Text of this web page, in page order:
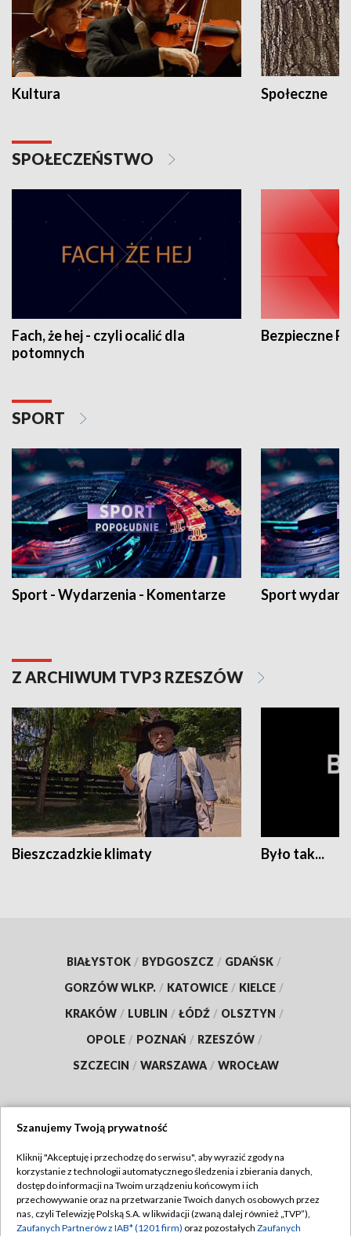
Kultura Społeczne
SPOŁECZEŃSTWO
Fach, że hej - czyli ocalić dla
potomnych
Bezpieczne
SPORT
Sport - Wydarzenia - Komentarze Sport
Z ARCHIWUM TVP3 RZESZÓW
Bieszczadzkie klimaty Było tak...
BIAŁYSTOK / BYDGOSZCZ / GDAŃSK /
GORZÓW WLKP. / KATOWICE / KIELCE /
KRAKÓW / LUBLIN / ŁÓDŹ / OLSZTYN /
OPOLE / POZNAŃ / RZESZÓW /
SZCZECIN / WARSZAWA / WROCŁAW
TVP
Abonament TVP
Emisja w TVP
Regulamin TVP
Polityka prywatności
Szanujemy Twoją prywatność
Kliknij "Akceptuję i przechodzę do serwisu", aby wyrazić zgody na
korzystanie z technologii automatycznego śledzenia i zbierania danych,
dostęp do informacji na Twoim urządzeniu końcowym i ich
przechowywanie oraz na przetwarzanie Twoich danych osobowych przez
nas, czyli Telewizję Polską S.A. w likwidacji (zwaną dalej również „TVP”),
Zaufanych Partnerów z IAB* (1201 firm) oraz pozostałych Zaufanych